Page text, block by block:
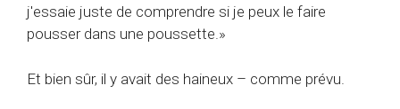
j'essaie juste de comprendre si je peux le faire
pousser dans une poussette.»
Et bien sûr, il y avait des haineux – comme prévu.